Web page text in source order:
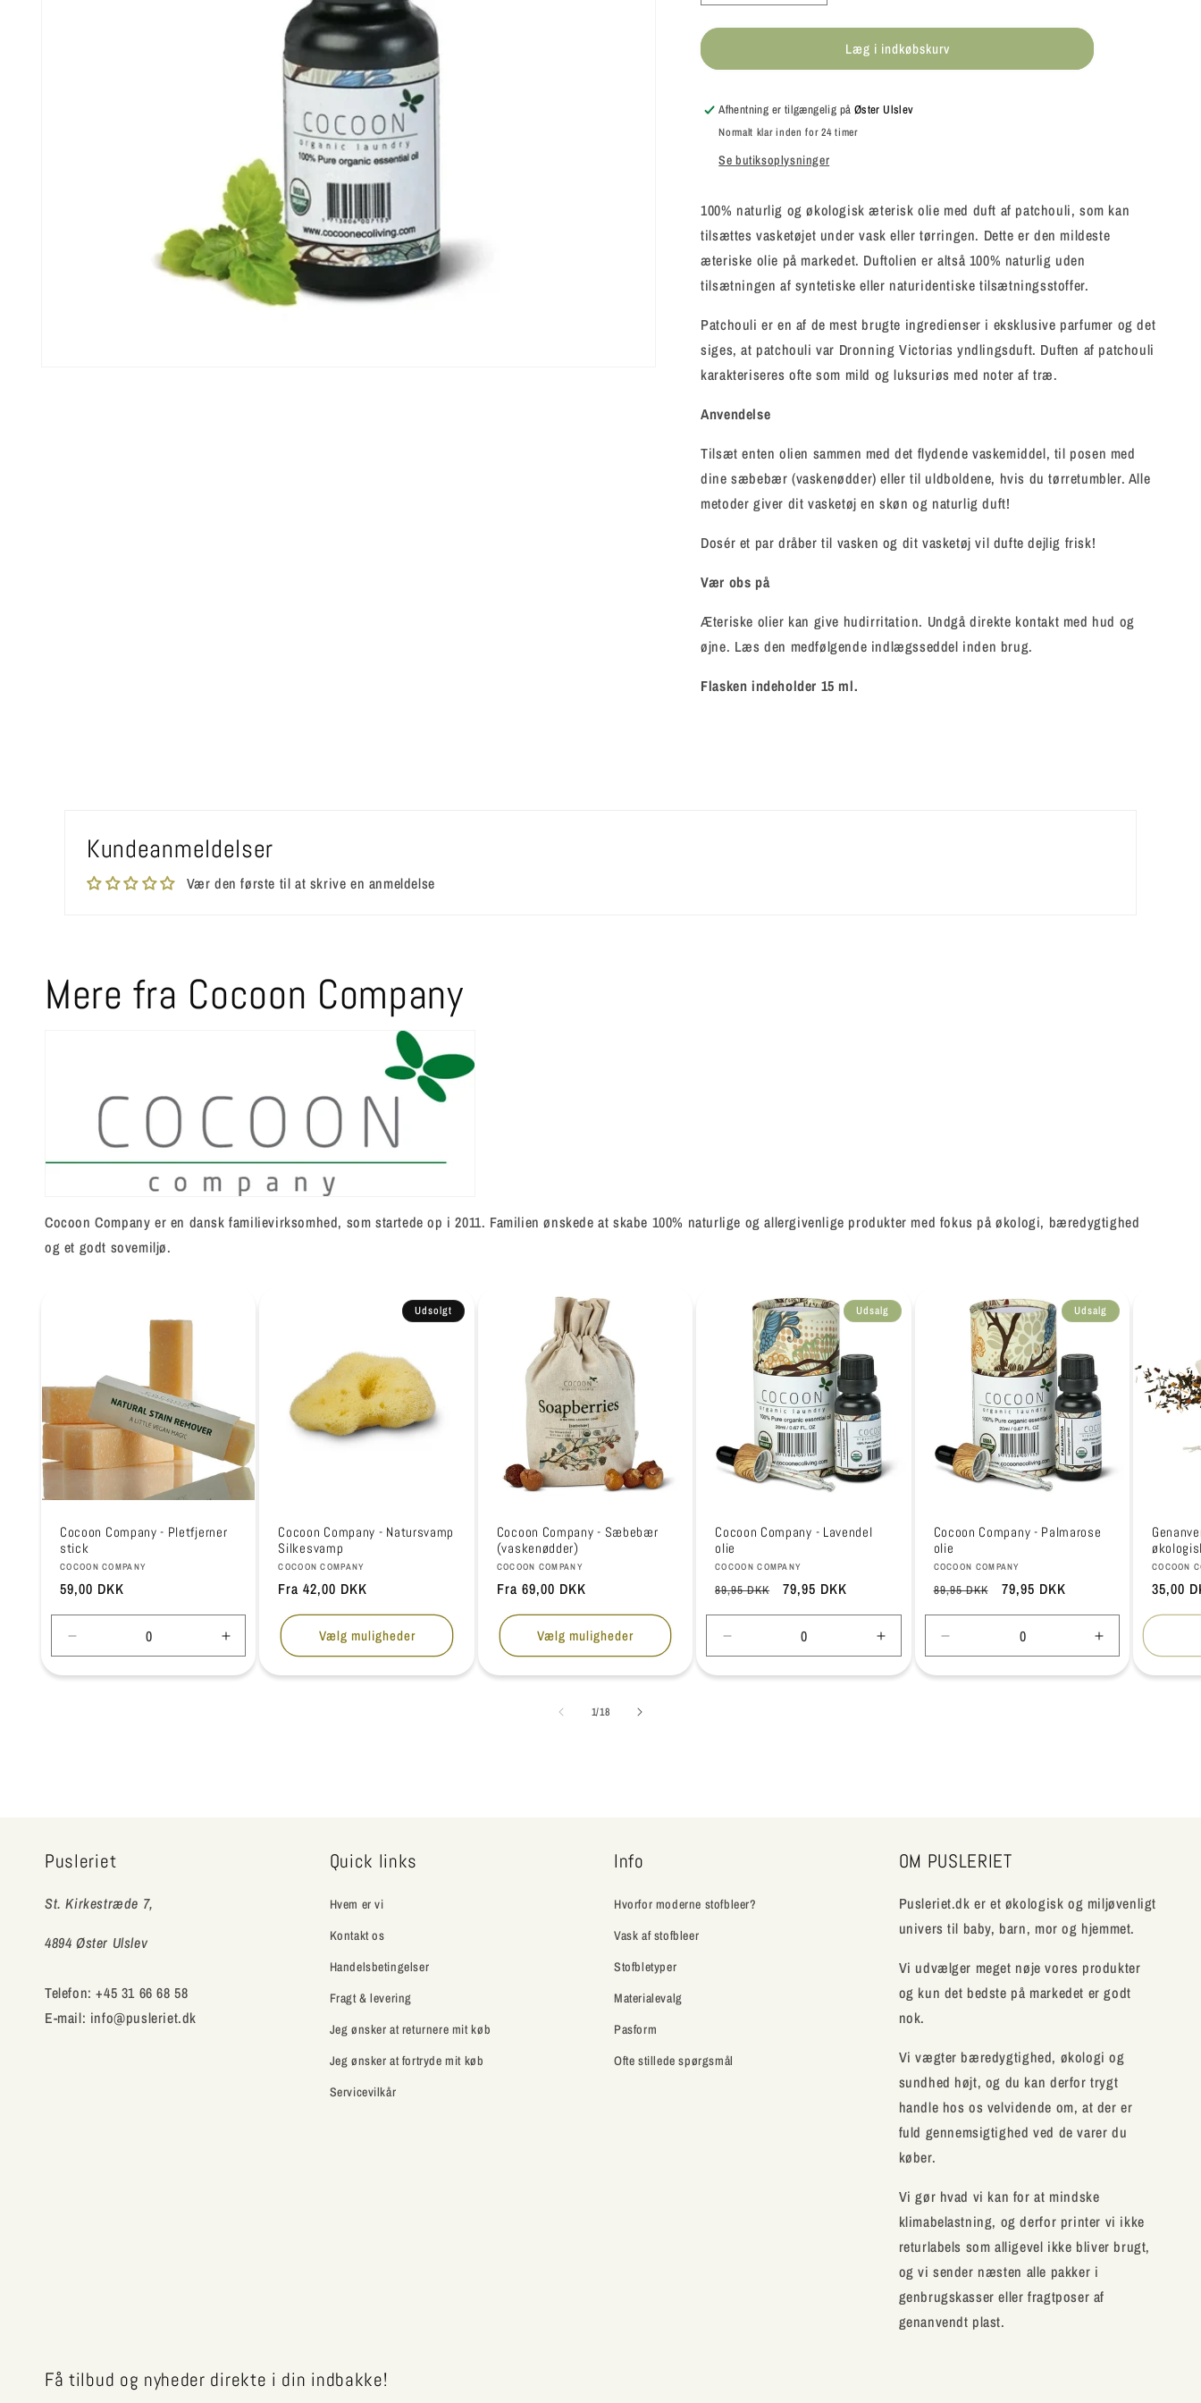
antallet
for
Company
Patchouli
olie
antallet
for
Cocoon
Company
Patchouli
olie
Læg i indkøbskurv
Afhentning er tilgængelig på Øster Ulslev
Normalt klar inden for 24 timer
Se butiksoplysninger
100% naturlig og økologisk æterisk olie med duft af patchouli, som kan
tilsættes vasketøjet under vask eller tørringen. Dette er den mildeste
æteriske olie på markedet. Duftolien er altså 100% naturlig uden
tilsætningen af syntetiske eller naturidentiske tilsætningsstoffer.
Patchouli er en af de mest brugte ingredienser i eksklusive parfumer og det
siges, at patchouli var Dronning Victorias yndlingsduft. Duften af patchouli
karakteriseres ofte som mild og luksuriøs med noter af træ.
Anvendelse
Tilsæt enten olien sammen med det flydende vaskemiddel, til posen med
dine sæbebær (vaskenødder) eller til uldboldene, hvis du tørretumbler. Alle
metoder giver dit vasketøj en skøn og naturlig duft!
Dosér et par dråber til vasken og dit vasketøj vil dufte dejlig frisk!
Vær obs på
Æteriske olier kan give hudirritation. Undgå direkte kontakt med hud og
øjne. Læs den medfølgende indlægsseddel inden brug.
Flasken indeholder 15 ml.
Kundeanmeldelser
Vær den første til at skrive en anmeldelse
Mere fra Cocoon Company
Cocoon Company er en dansk familievirksomhed, som startede op i 2011. Familien ønskede at skabe 100% naturlige og allergivenlige produkter med fokus på økologi, bæredygtighed
og et godt sovemiljø.
Cocoon Company - Pletfjerner
stick
Forhandler:
COCOON COMPANY
Normalpris
59,00 DKK
antallet
for
Øg
antallet
for
Udsolgt
Cocoon Company - Natursvamp
Silkesvamp
Forhandler:
COCOON COMPANY
Normalpris
Fra 42,00 DKK
Vælg muligheder
Cocoon Company - Sæbebær
(vaskenødder)
Forhandler:
COCOON COMPANY
Normalpris
Fra 69,00 DKK
Vælg muligheder
Udsalg
Cocoon Company - Lavendel
olie
Forhandler:
COCOON COMPANY
Normalpris
89,95 DKK Udsalgspris
79,95 DKK
antallet
for
Øg
antallet
for
Udsalg
Cocoon Company - Palmarose
olie
Forhandler:
COCOON COMPANY
Normalpris
89,95 DKK Udsalgspris
79,95 DKK
antallet
for
Øg
antallet
for
COCOON
35,00
1/af
18
Pusleriet
St. Kirkestræde 7,
4894 Øster Ulslev
Telefon: +45 31 66 68 58
E-mail: info@pusleriet.dk
Quick links
Hvem er vi
Kontakt os
Handelsbetingelser
Fragt & levering
Jeg ønsker at returnere mit køb
Jeg ønsker at fortryde mit køb
Servicevilkår
Info
Hvorfor moderne stofbleer?
Vask af stofbleer
Stofbletyper
Materialevalg
Pasform
Ofte stillede spørgsmål
OM PUSLERIET
Pusleriet.dk er et økologisk og miljøvenligt
univers til baby, barn, mor og hjemmet.
Vi udvælger meget nøje vores produkter
og kun det bedste på markedet er godt
nok.
Vi vægter bæredygtighed, økologi og
sundhed højt, og du kan derfor trygt
handle hos os velvidende om, at der er
fuld gennemsigtighed ved de varer du
køber.
Vi gør hvad vi kan for at mindske
klimabelastning, og derfor printer vi ikke
returlabels som alligevel ikke bliver brugt,
og vi sender næsten alle pakker i
genbrugskasser eller fragtposer af
genanvendt plast.
Få tilbud og nyheder direkte i din indbakke!